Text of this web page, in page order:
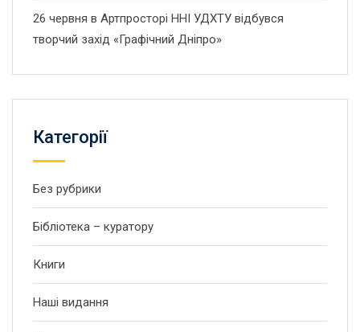
26 червня в Артпросторі ННІ УДХТУ відбувся
творчий захід «Графічний Дніпро»
Категорії
Без рубрики
Бібліотека – куратору
Книги
Наші видання